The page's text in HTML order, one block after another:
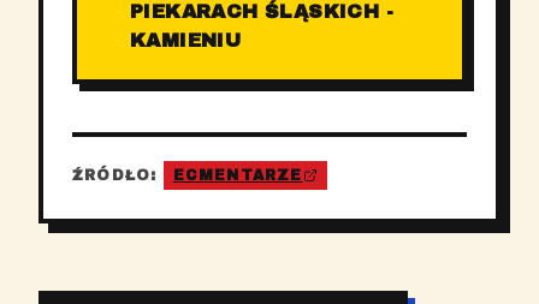
PIEKARACH ŚLĄSKICH -
KAMIENIU
ŹRÓDŁO: ECMENTARZE